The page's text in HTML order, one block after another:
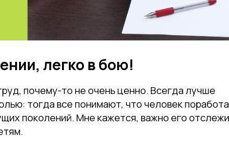
легко в бою!
почему-то не очень ценно. Всегда лучше
тогда все понимают, что человек
поколений. Мне кажется, важно его